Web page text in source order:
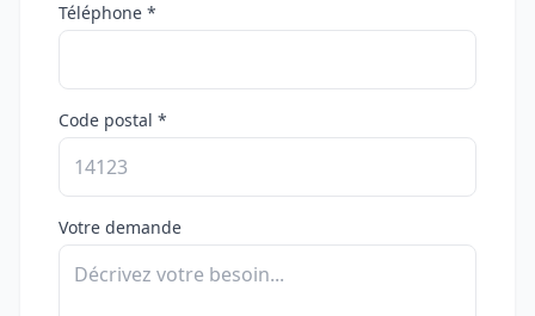
Téléphone *
Code postal *
Votre demande